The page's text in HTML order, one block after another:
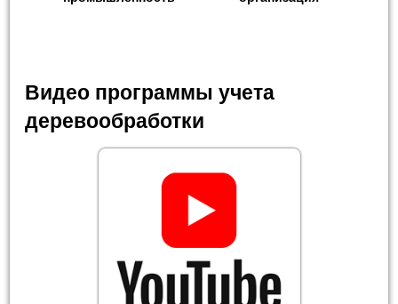
Видео программы учета
деревообработки